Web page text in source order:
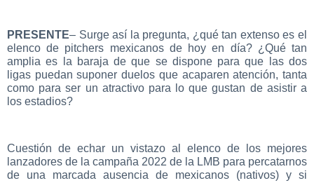
PRESENTE– Surge así la pregunta, ¿qué tan extenso es el
elenco de pitchers mexicanos de hoy en día? ¿Qué tan
amplia es la baraja de que se dispone para que las dos
ligas puedan suponer duelos que acaparen atención, tanta
como para ser un atractivo para lo que gustan de asistir a
los estadios?
Cuestión de echar un vistazo al elenco de los mejores
lanzadores de la campaña 2022 de la LMB para percatarnos
de una marcada ausencia de mexicanos (nativos) y si